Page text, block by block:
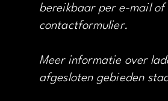
bereikbaar per e-mail of
contactformulier.
Meer informatie over
afgesloten gebieden